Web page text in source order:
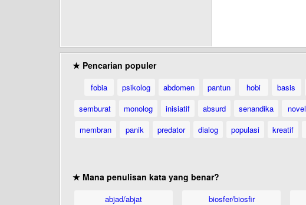
★ Pencarian populer
fobia psikolog abdomen pantun hobi basis
semburat
monolog inisiatif absurd senandika novel
membran
panik predator dialog populasi kreatif
★ Mana penulisan kata yang benar?
abjad/abjat
biosfer/biosfir